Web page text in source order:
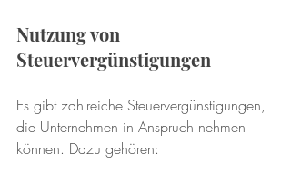
Nutzung von
Steuervergünstigungen
Es gibt zahlreiche Steuervergünstigungen,
die Unternehmen in Anspruch nehmen
können. Dazu gehören: